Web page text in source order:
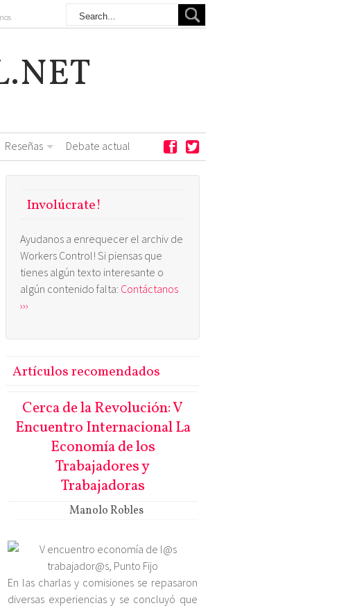
Reseñas Debate actual
Involúcrate!
Ayudanos a enrequecer el archiv de
Workers Control! Si piensas que
tienes algún texto interesante o
algún contenido falta: Contáctanos
›››
Artículos recomendados
Cerca de la Revolución: V
Encuentro Internacional La
Economía de los
Trabajadores y
Trabajadoras
Manolo Robles
En las charlas y comisiones se repasaron
diversas experiencias y se concluyó que